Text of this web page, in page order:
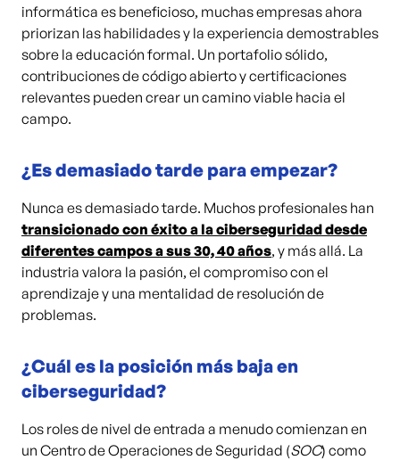
informática es beneficioso, muchas empresas ahora
priorizan las habilidades y la experiencia demostrables
sobre la educación formal. Un portafolio sólido,
contribuciones de código abierto y certificaciones
relevantes pueden crear un camino viable hacia el
campo.
¿Es demasiado tarde para empezar?
Nunca es demasiado tarde. Muchos profesionales han
transicionado con éxito a la ciberseguridad desde
diferentes campos a sus 30, 40 años, y más allá. La
industria valora la pasión, el compromiso con el
aprendizaje y una mentalidad de resolución de
problemas.
¿Cuál es la posición más baja en
ciberseguridad?
Los roles de nivel de entrada a menudo comienzan en
un Centro de Operaciones de Seguridad (SOC) como